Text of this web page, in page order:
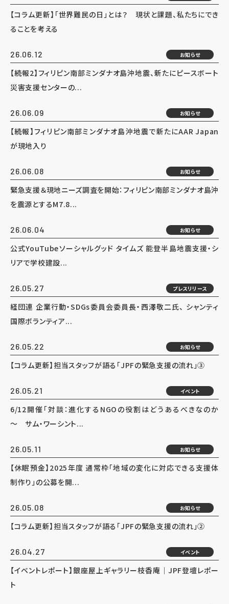
【コラム更新】「世界難民の日」とは？ 現状と課題、私たちにでき
ることを考える
26.06.12 お知らせ
【続報2】フィリピン南部ミンダナオ島沖地震、新たにピースボート
災害支援センターの...
26.06.09 お知らせ
【続報】フィリピン南部ミンダナオ島沖地震で新たにAAR Japan
が現地入り
26.06.08 お知らせ
緊急支援＆現地ニーズ調査を開始：フィリピン南部ミンダナオ島沖
を震源とするM7.8...
26.06.04 お知らせ
公式YouTubeソーシャルグッド タイムズ 能登半島地震支援・シ
リアで学校建設...
26.05.27 プレスリリース
経団連 企業行動・SDGs委員会委員長・西澤敬二氏、 シャンティ
国際ボランティア...
26.05.22 お知らせ
【コラム更新】担当スタッフが語る「JPFの緊急支援の流れ」③
26.05.21 イベント
6/12開催「対談：進化するNGOの役割はどうあるべきなのか
～ サム・ワーシント...
26.05.11 お知らせ
【休眠預金】2025年度 通常枠「地域の変化に対応できる支援体
制作り」の公募を開...
26.05.08 お知らせ
【コラム更新】担当スタッフが語る「JPFの緊急支援の流れ」②
26.04.27 イベント
【イベントレポート】銀座屋上ギャラリー枝香庵｜JPF登壇レポー
ト